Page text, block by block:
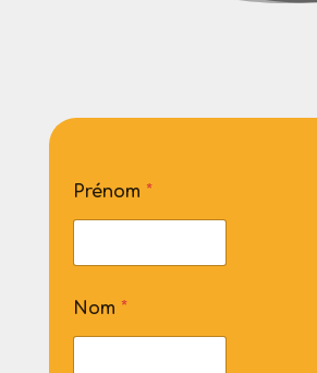
Prénom *
Nom *